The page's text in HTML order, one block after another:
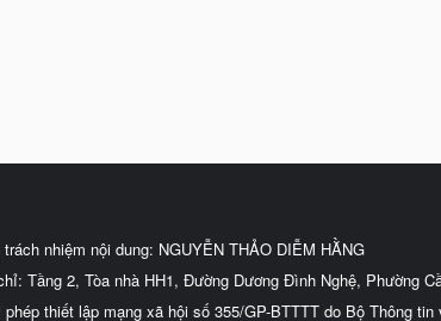
trách nhiệm nội dung: NGUYỄN THẢO DIỄM HẰNG
Tầng 2, Tòa nhà HH1, Đường Dương Đình Nghệ, Phường
phép thiết lập mạng xã hội số 355/GP-BTTTT do Bộ Thông